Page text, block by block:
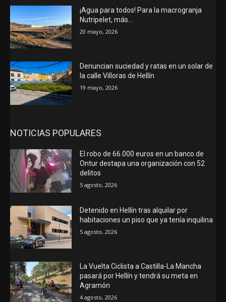
¡Agua para todos! Para la macrogranja
Nutripelet, más…
20 mayo, 2026
Denuncian suciedad y ratas en un solar de
la calle Villoras de Hellín
19 mayo, 2026
NOTICIAS POPULARES
El robo de 66.000 euros en un banco de
Ontur destapa una organización con 52
delitos
5 agosto, 2026
Detenido en Hellín tras alquilar por
habitaciones un piso que ya tenía inquilina
5 agosto, 2026
La Vuelta Ciclista a Castilla-La Mancha
pasará por Hellín y tendrá su meta en
Agramón
4 agosto, 2026